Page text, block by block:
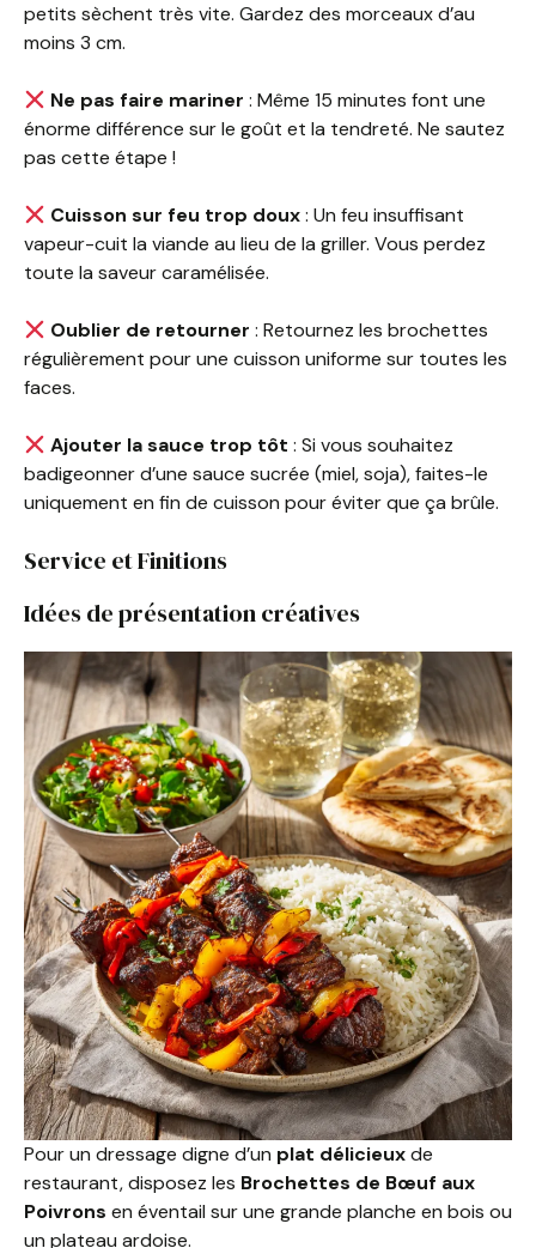
petits sèchent très vite. Gardez des morceaux d’au
moins 3 cm.
Ne pas faire mariner : Même 15 minutes font une
énorme différence sur le goût et la tendreté. Ne sautez
pas cette étape !
Cuisson sur feu trop doux: Un feu insuffisant
vapeur-cuit la viande au lieu de la griller. Vous perdez
toute la saveur caramélisée.
Oublier de retourner : Retournez les brochettes
régulièrement pour une cuisson uniforme sur toutes les
faces.
Ajouter la sauce trop tôt : Si vous souhaitez
badigeonner d’une sauce sucrée (miel, soja), faites-le
uniquement en fin de cuisson pour éviter que ça brûle.
Service et Finitions
Idées de présentation créatives
Pour un dressage digne d’un plat délicieuxde
restaurant, disposez les Brochettes de Bœuf aux
Poivrons en éventail sur une grande planche en bois ou
un plateau ardoise.